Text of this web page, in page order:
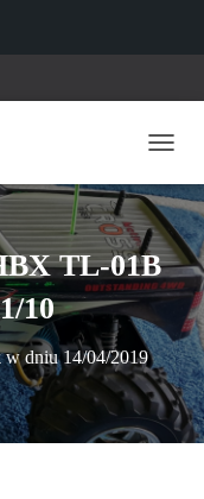
R
Z
E
Ł
Ą
C
N
A
W
I
TL-01B
10
w dniu14/04/2019